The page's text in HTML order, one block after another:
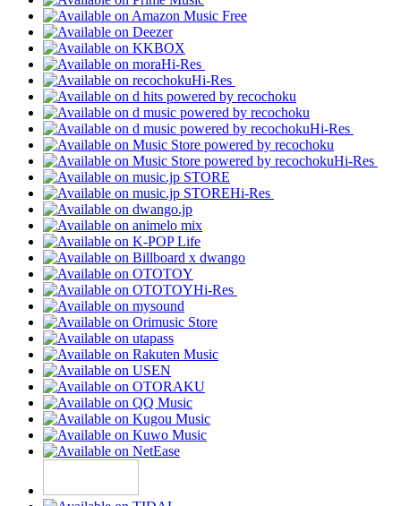
Hi-Res
Hi-Res
Hi-Res
Hi-Res
Hi-Res
Hi-Res